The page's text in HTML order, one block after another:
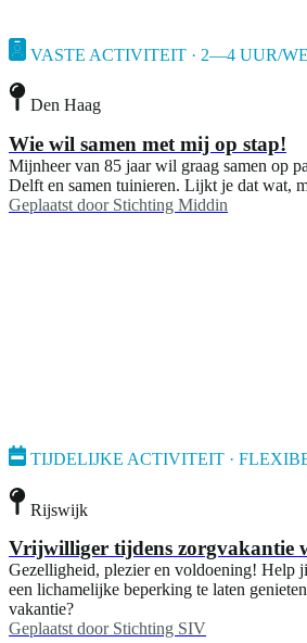
VASTE ACTIVITEIT · 2—4 UUR/
Den Haag
Wie wil samen met mij op stap!
Mijnheer van 85 jaar wil graag samen op
Delft en samen tuinieren. Lijkt je dat wat,
Geplaatst door Stichting Middin
TIJDELIJKE ACTIVITEIT ·
Rijswijk
Vrijwilliger tijdens zorgvakantie
Gezelligheid, plezier en voldoening! Help
een lichamelijke beperking te laten
vakantie?
Geplaatst door Stichting SIV